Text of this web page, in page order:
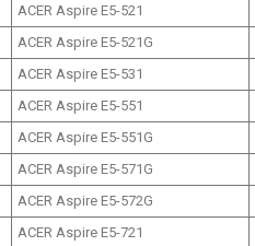
ACER Aspire E5-521
ACER Aspire E5-521G
ACER Aspire E5-531
ACER Aspire E5-551
ACER Aspire E5-551G
ACER Aspire E5-571G
ACER Aspire E5-572G
ACER Aspire E5-721